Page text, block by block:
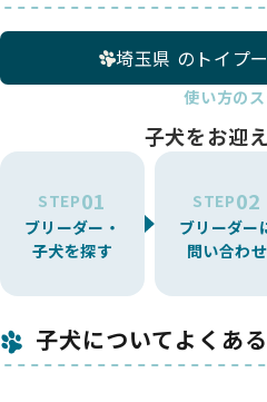
埼玉県 のトイプ
使い方の
子犬をお迎
STEP01
ブリーダー・
子犬を探す
STEP02
ブリーダー
問い合わせ
子犬についてよくあ